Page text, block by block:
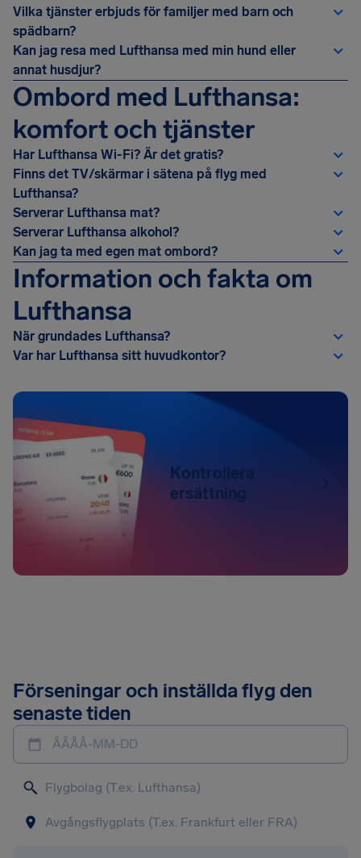
Vilka tjänster erbjuds för familjer med barn och
spädbarn?
Kan jag resa med Lufthansa med min hund eller
annat husdjur?
Ombord med Lufthansa:
komfort och tjänster
Har Lufthansa Wi-Fi? Är det gratis?
Finns det TV/skärmar i sätena på flyg med
Lufthansa?
Serverar Lufthansa mat?
Serverar Lufthansa alkohol?
Kan jag ta med egen mat ombord?
Information och fakta om
Lufthansa
När grundades Lufthansa?
Var har Lufthansa sitt huvudkontor?
Kontrollera
ersättning
Förseningar och inställda flyg den
senaste tiden
ÅÅÅÅ-MM-DD